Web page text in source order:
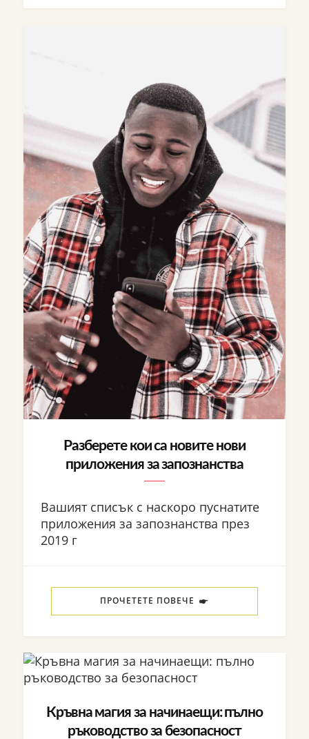
Разберете кои са новите нови
приложения за запознанства
Вашият списък с наскоро пуснатите
приложения за запознанства през
2019 г
ПРОЧЕТЕТЕ ПОВЕЧЕ
Кръвна магия за начинаещи: пълно
ръководство за безопасност